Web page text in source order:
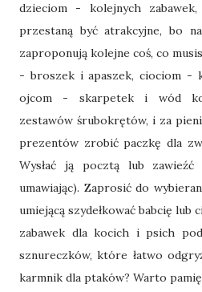
dzieciom - kolejnych
przestaną być atrakcyjne, bo
zaproponują kolejne coś, co
- broszek i apaszek, ciociom -
ojcom - skarpetek i wód
zestawów śrubokrętów, i za
prezentów zrobić paczkę dla
Wysłać ją pocztą lub zawieźć
umawiając). Zaprosić do
umiejącą szydełkować babcię
zabawek dla kocich i psich
sznureczków, które łatwo
karmnik dla ptaków? Warto